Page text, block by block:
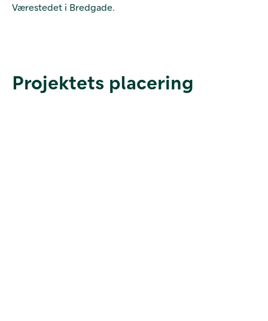
Værestedet i Bredgade.
Projektets placering